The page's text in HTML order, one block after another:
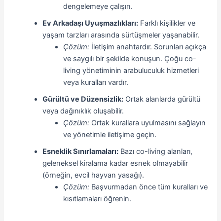
dengelemeye çalışın.
Ev Arkadaşı Uyuşmazlıkları: Farklı kişilikler ve
yaşam tarzları arasında sürtüşmeler yaşanabilir.
Çözüm: İletişim anahtardır. Sorunları açıkça
ve saygılı bir şekilde konuşun. Çoğu co-
living yönetiminin arabuluculuk hizmetleri
veya kuralları vardır.
Gürültü ve Düzensizlik: Ortak alanlarda gürültü
veya dağınıklık oluşabilir.
Çözüm: Ortak kurallara uyulmasını sağlayın
ve yönetimle iletişime geçin.
Esneklik Sınırlamaları: Bazı co-living alanları,
geleneksel kiralama kadar esnek olmayabilir
(örneğin, evcil hayvan yasağı).
Çözüm: Başvurmadan önce tüm kuralları ve
kısıtlamaları öğrenin.